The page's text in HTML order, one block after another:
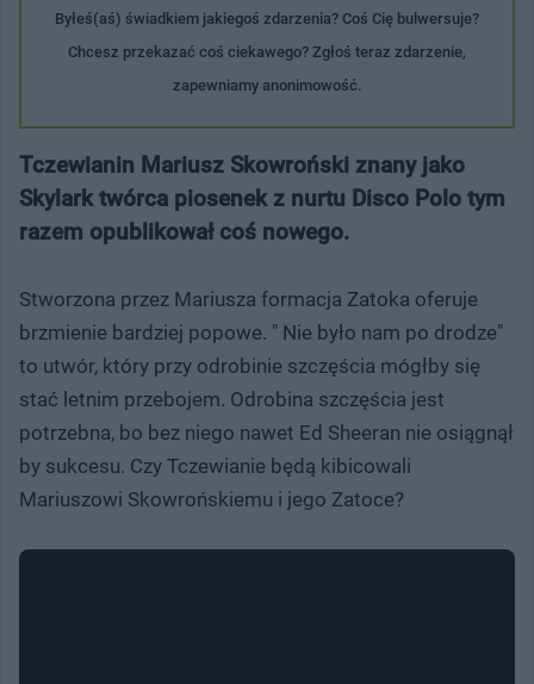
Byłeś(aś) świadkiem jakiegoś zdarzenia? Coś Cię bulwersuje?
Chcesz przekazać coś ciekawego? Zgłoś teraz zdarzenie,
zapewniamy anonimowość.
Tczewianin Mariusz Skowroński znany jako
Skylark twórca piosenek z nurtu Disco Polo tym
razem opublikował coś nowego.
Stworzona przez Mariusza formacja Zatoka oferuje
brzmienie bardziej popowe. " Nie było nam po drodze"
to utwór, który przy odrobinie szczęścia mógłby się
stać letnim przebojem. Odrobina szczęścia jest
potrzebna, bo bez niego nawet Ed Sheeran nie osiągnął
by sukcesu. Czy Tczewianie będą kibicowali
Mariuszowi Skowrońskiemu i jego Zatoce?